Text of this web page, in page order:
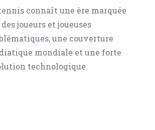
connaît une ère marquée
joueurs et joueuses
une couverture
mondiale et une forte
technologique.